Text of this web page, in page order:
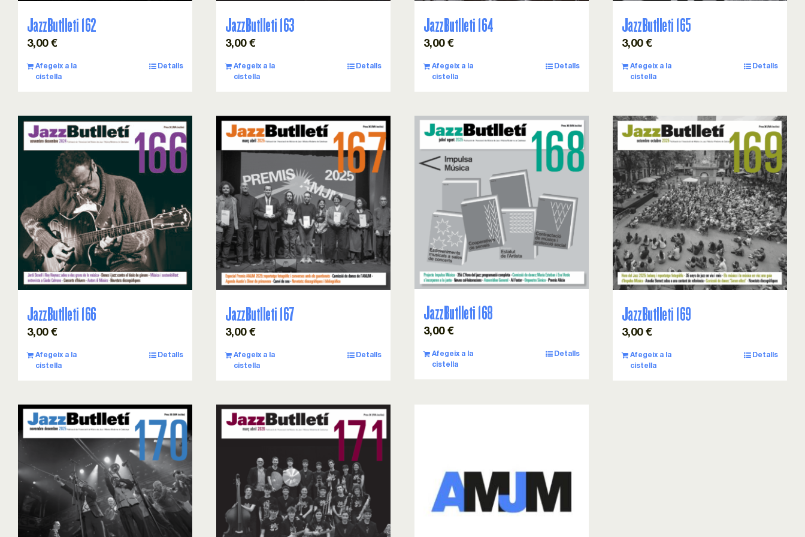
JazzButlleti 162
3,00 €
Afegeix a la
cistella
Detalls
JazzButlleti 163
3,00 €
Afegeix a la
cistella
Detalls
JazzButlleti 164
3,00 €
Afegeix a la
cistella
Detalls
JazzButlleti 165
3,00 €
Afegeix a la
cistella
Detalls
JazzButlleti 166
3,00 €
Afegeix a la
cistella
Detalls
JazzButlleti 167
3,00 €
Afegeix a la
cistella
Detalls
JazzButlleti 168
3,00 €
Afegeix a la
cistella
Detalls
JazzButlleti 169
3,00 €
Afegeix a la
cistella
Detalls